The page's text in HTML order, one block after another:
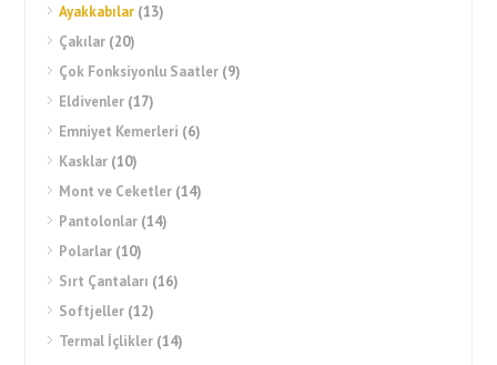
Ayakkabılar (13)
Çakılar (20)
Çok Fonksiyonlu Saatler (9)
Eldivenler (17)
Emniyet Kemerleri (6)
Kasklar (10)
Mont ve Ceketler (14)
Pantolonlar (14)
Polarlar (10)
Sırt Çantaları (16)
Softjeller (12)
Termal İçlikler (14)